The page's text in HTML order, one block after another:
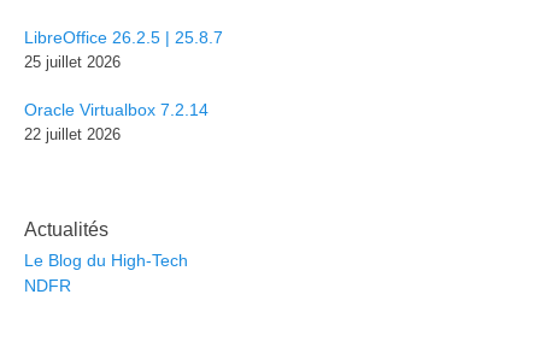
LibreOffice 26.2.5 | 25.8.7
25 juillet 2026
Oracle Virtualbox 7.2.14
22 juillet 2026
Actualités
Le Blog du High-Tech
NDFR